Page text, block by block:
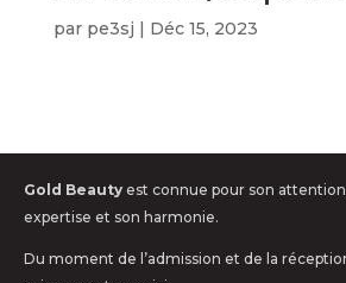
par pe3sj | Déc 15, 2023
Gold Beautyest connue pour son
expertise et son harmonie.
Du moment de l’admission et de la